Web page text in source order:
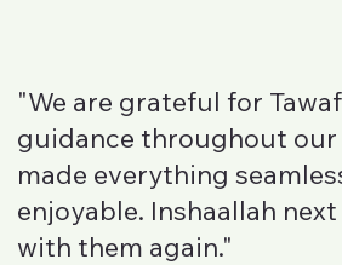
"We are grateful for
guidance throughout our
made everything
enjoyable. Inshaallah
with them again."